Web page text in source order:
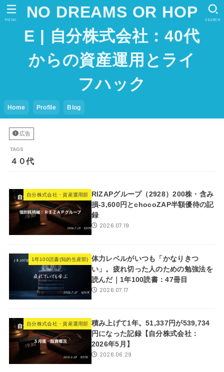
NO DREAMS OR HOP
E | 自分株式会社：40代
からの資産運用とライ
フハック
Home Profile Blog
SEARCH
MENU
広告
４０代
自分株式会社・資産運用部
RIZAPグループ（2928）200株・含み
損-3,600円とchocoZAP半額優待の記
録
2026.07.19
1年100読書(知的生産部)
体力レベルがいつも「かなりきつ
い」。疲れ切った人のための勉強法を
読んだ｜1年100読書：47冊目
2026.07.17
自分株式会社・資産運用部
積み上げて1年。51,337円が539,734
円になった記録【自分株式会社：
2026年5月】
2026.06.29